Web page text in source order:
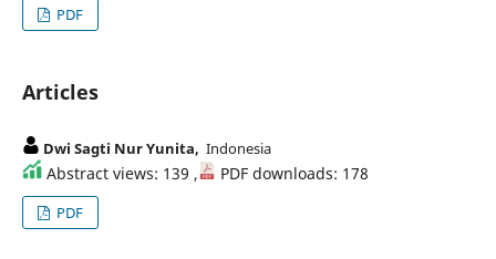
PDF
Articles
Dwi Sagti Nur Yunita, Indonesia
Abstract views: 139 , PDF downloads: 178
PDF